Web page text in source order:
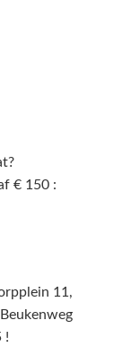
€ 150 :
11,
Beukenweg
!